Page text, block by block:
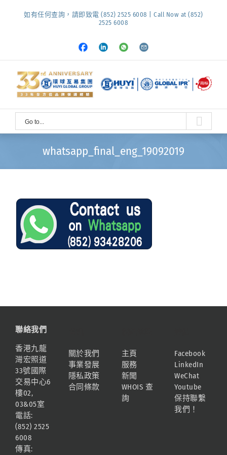
如有任何查詢，請即致電 (852) 2525 6008 | Call Now at (852)
2525 6008
Facebook
LinkedInWhatsapp
Email
Go to...
whatsapp_final_eng_19092019
聯絡我們
香港九龍
灣宏照道
33號國際
交易中心6
樓02,
03&05室
電話:
(852) 2525
6008
傳真:
關於我們
事業發展
隱私政策
合同條款
主頁
服務
新聞
WHOIS 查
詢
Facebook
LinkedIn
WeChat
Youtube
保持聯繫
我們！